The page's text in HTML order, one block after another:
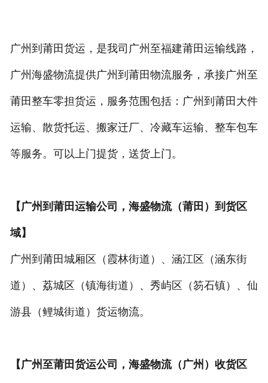
广州到莆田货运，是我司广州至福建莆田运输线路，
广州海盛物流提供广州到莆田物流服务，承接广州至
莆田整车零担货运，服务范围包括：广州到莆田大件
运输、散货托运、搬家迁厂、冷藏车运输、整车包车
等服务。可以上门提货，送货上门。
【广州到莆田运输公司，海盛物流（莆田）到货区
域】
广州到莆田城厢区（霞林街道）、涵江区（涵东街
道）、荔城区（镇海街道）、秀屿区（笏石镇）、仙
游县（鲤城街道）货运物流。
【广州至莆田货运公司，海盛物流（广州）收货区